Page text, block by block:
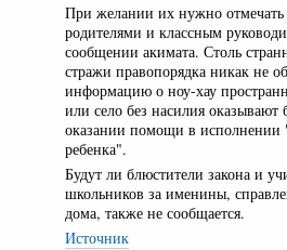
При желании их нужно отмечать
родителями и классным
сообщении акимата. Столь
стражи правопорядка никак не
информацию о ноу-хау
или село без насилия оказывают
оказании помощи в исполнении
ребенка".
Будут ли блюстители закона и
школьников за именины,
дома, также не сообщается.
Источник